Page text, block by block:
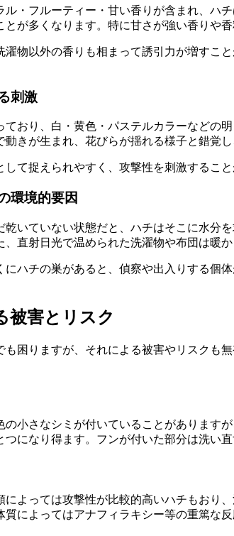
・フルーティー・甘い香りが含まれ、ハ
が多くなります。特に甘さが強い香りや
物以外の香りも相まって誘引力が増すこ
刺激
おり、白・黄色・パステルカラーなどの
きが生まれ、花びらが揺れる様子と錯覚
て捉えられやすく、攻撃性を刺激するこ
環境的要因
いていない状態だと、ハチはそこに水分
直射日光で温められた洗濯物や布団は暖
にハチの巣があると、偵察や出入りする個
被害とリスク
困りますが、それによる被害やリスクも
の小さなシミが付いていることがあります
になり得ます。フンが付いた部分は洗い
によっては攻撃性が比較的高いハチもおり
によってはアナフィラキシー等の重篤な